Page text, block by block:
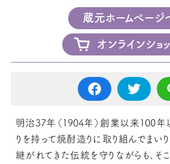
蔵元ホームページ
オンラインショ
明治37年（1904年）創業以来100年
りを持って焼酎造りに取り組んでまい
継がれてきた伝統を守りながらも、そこ